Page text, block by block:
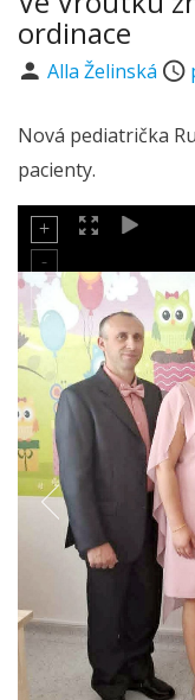
ordinace
Alla Želinská
Nová pediatrička
pacienty.